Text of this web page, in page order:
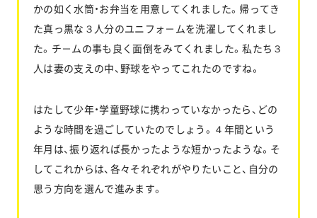
かの如く水筒・お弁当を用意してくれました。帰ってき
た真っ黒な３人分のユニフォ－ムを洗濯してくれまし
た。チ－ムの事も良く面倒をみてくれました。私たち３
人は妻の支えの中、野球をやってこれたのですね。
はたして少年・学童野球に携わっていなかったら、どの
ような時間を過ごしていたのでしょう。４年間という
年月は、振り返れば長かったような短かったような。そ
してこれからは、各々それぞれがやりたいこと、自分の
思う方向を選んで進みます。